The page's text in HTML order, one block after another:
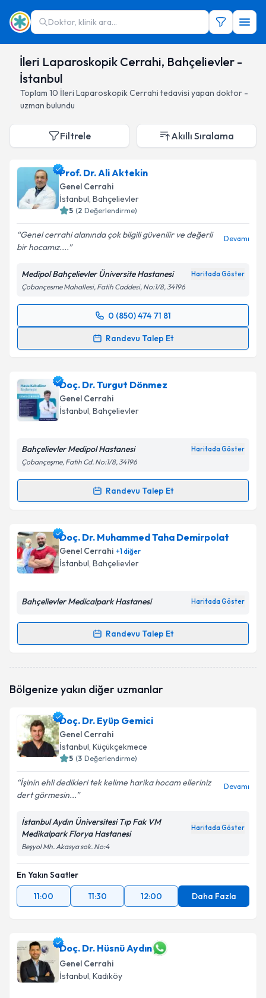
Doktor, klinik ara...
İleri Laparoskopik Cerrahi, Bahçelievler -
İstanbul
Toplam 10 İleri Laparoskopik Cerrahi tedavisi yapan doktor -
uzman bulundu
Filtrele Akıllı Sıralama
Prof. Dr. Ali Aktekin
Genel Cerrahi
İstanbul, Bahçelievler
5 (2 Değerlendirme)
Genel cerrahi alanında çok bilgili güvenilir ve değerli
bir hocamız....
Devamı
Medipol Bahçelievler Üniversite Hastanesi Haritada Göster
Çobançesme Mahallesi, Fatih Caddesi, No:1/8, 34196
0 (850) 474 71 81
Randevu Talep Et
Randevu Takvimi Talebi
takvim hazırlandığında e-posta ile bilgilendireceğiz.
E-posta Adresiniz
Kişisel verilerimin işlenmesine ilişkin
Metni'ni okudum ve kişisel verilerimin belirtilen
kapsamda işlenmesini kabul ediyorum.
Doç. Dr. Turgut Dönmez
Genel Cerrahi
İstanbul, Bahçelievler
Bahçelievler Medipol Hastanesi Haritada Göster
Çobançeşme, Fatih Cd. No:1/8, 34196
Randevu Talep Et
Randevu Takvimi Talebi
Doç. Dr. Turgut Dönmeziçin randevu takvimi talebi
oluşturun. Size bu uzmandan randevu almanız için bir
takvim hazırlandığında e-posta ile bilgilendireceğiz.
Kişisel verilerimin işlenmesine ilişkinAydınlatma
kapsamda işlenmesini kabul ediyorum.
Doç. Dr. Muhammed Taha Demirpolat
Genel Cerrahi +1diğer
İstanbul, Bahçelievler
Bahçelievler Medicalpark Hastanesi Haritada Göster
Randevu Talep Et
Randevu Takvimi Talebi
randevu takvimi talebi oluşturun. Size bu uzmandan
posta ile bilgilendireceğiz.
E-posta Adresiniz
Kişisel verilerimin işlenmesine ilişkin
kapsamda işlenmesini kabul ediyorum.
Bölgenize yakın diğer uzmanlar
Doç. Dr. Eyüp Gemici
Genel Cerrahi
İstanbul, Küçükçekmece
5 (3 Değerlendirme)
İşinin ehli dedikleri tek kelime harika hocam elleriniz
dert görmesin...
Devamı
İstanbul Aydın Üniversitesi Tıp Fak VM
Medikalpark Florya Hastanesi
Haritada Göster
Beşyol Mh. Akasya sok. No:4
En Yakın Saatler
11:00
11:30 12:00 Daha Fazla
Doç. Dr. Hüsnü Aydın
Genel Cerrahi
İstanbul, Kadıköy